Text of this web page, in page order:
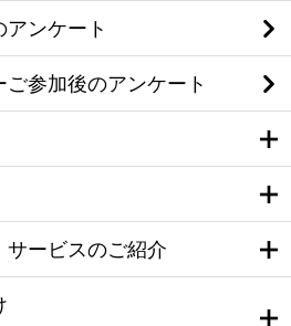
ンケート
参加後のアンケート
ービスのご紹介